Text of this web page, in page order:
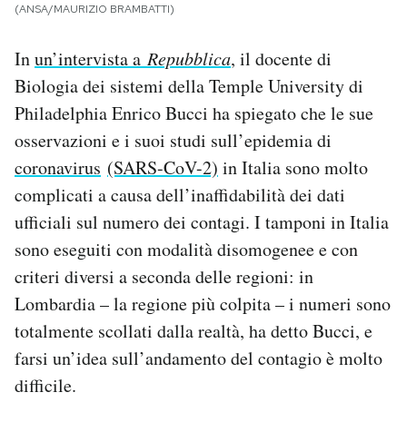
CALENDARIO
AREA PERSONALE
Area Personale
Regala il Post
Hai bisogno di aiuto?
Esci
(ANSA/MAURIZIO BRAMBATTI)
Inun’intervista a Repubblica, il docente di
Biologia dei sistemi della Temple University di
Philadelphia Enrico Bucci ha spiegato che le sue
osservazioni e i suoi studi sull’epidemia di
coronavirus (SARS-CoV-2) in Italia sono molto
complicati a causa dell’inaffidabilità dei dati
ufficiali sul numero dei contagi. I tamponi in Italia
sono eseguiti con modalità disomogenee e con
criteri diversi a seconda delle regioni: in
Lombardia – la regione più colpita – i numeri sono
totalmente scollati dalla realtà, ha detto Bucci, e
farsi un’idea sull’andamento del contagio è molto
difficile.